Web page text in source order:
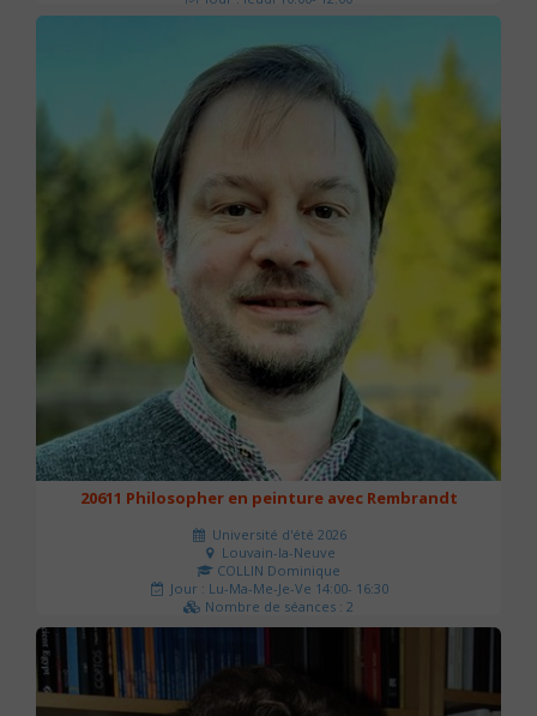
Nombre de séances : 1
20611 Philosopher en peinture avec Rembrandt
Université d'été 2026
Louvain-la-Neuve
COLLIN Dominique
Jour : Lu-Ma-Me-Je-Ve 14:00- 16:30
Nombre de séances : 2
51 €